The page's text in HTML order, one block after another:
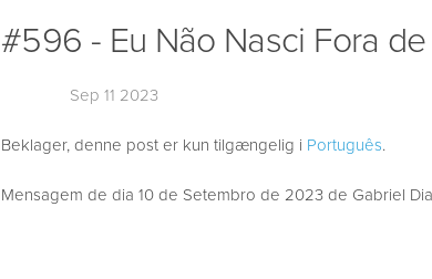
#596 - Eu Não Nasci Fora
Sep 11 2023
Beklager, denne post er kun tilgængelig i Português.
Mensagem de dia 10 de Setembro de 2023 de Gabriel